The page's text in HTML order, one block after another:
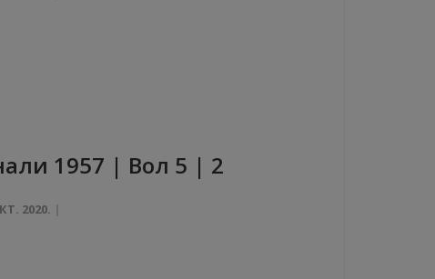
1957 | Вол 5 | 2
2020.